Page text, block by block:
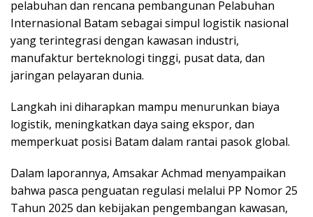
pelabuhan dan rencana pembangunan Pelabuhan
Internasional Batam sebagai simpul logistik nasional
yang terintegrasi dengan kawasan industri,
manufaktur berteknologi tinggi, pusat data, dan
jaringan pelayaran dunia.
Langkah ini diharapkan mampu menurunkan biaya
logistik, meningkatkan daya saing ekspor, dan
memperkuat posisi Batam dalam rantai pasok global.
Dalam laporannya, Amsakar Achmad menyampaikan
bahwa pasca penguatan regulasi melalui PP Nomor 25
Tahun 2025 dan kebijakan pengembangan kawasan,